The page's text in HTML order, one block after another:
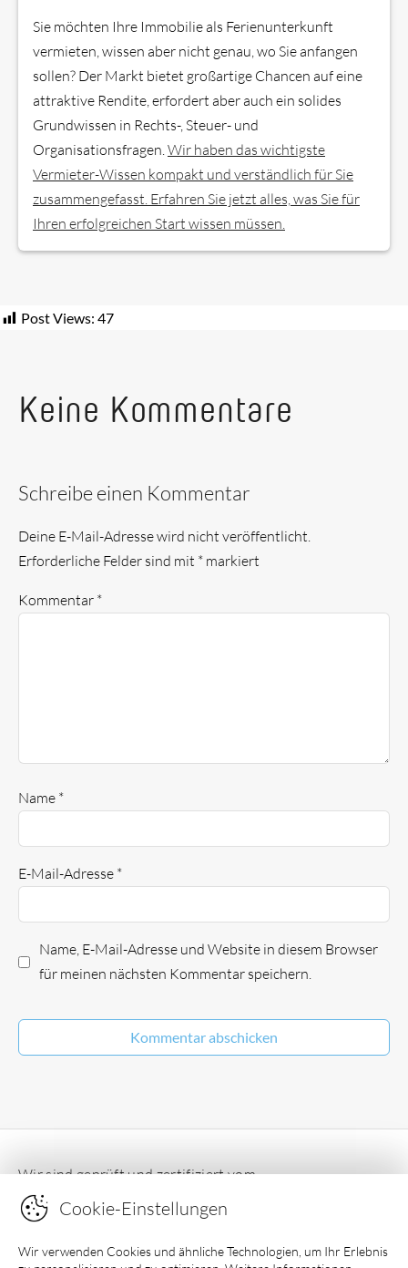
Sie möchten Ihre Immobilie als Ferienunterkunft
vermieten, wissen aber nicht genau, wo Sie anfangen
sollen? Der Markt bietet großartige Chancen auf eine
attraktive Rendite, erfordert aber auch ein solides
Grundwissen in Rechts-, Steuer- und
Organisationsfragen.Wir haben das wichtigste
Vermieter-Wissen kompakt und verständlich für Sie
zusammengefasst. Erfahren Sie jetzt alles, was Sie für
Ihren erfolgreichen Start wissen müssen.
Post Views: 47
Keine Kommentare
Schreibe einen Kommentar
Deine E-Mail-Adresse wird nicht veröffentlicht.
Erforderliche Felder sind mit * markiert
Kommentar *
Name *
E-Mail-Adresse *
Name, E-Mail-Adresse und Website in diesem Browser
für meinen nächsten Kommentar speichern.
Wir sind geprüft und zertifiziert vom
Deutschen Ferienhausverband e.V
Cookie-Einstellungen
Wir verwenden Cookies und ähnliche Technologien, um Ihr Erlebnis